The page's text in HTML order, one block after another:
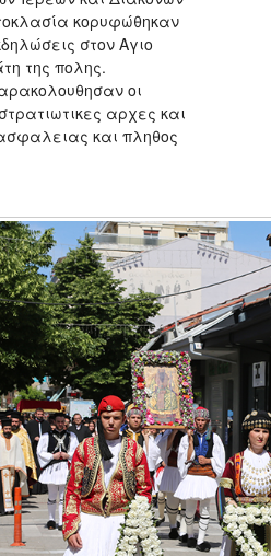
κορυφώθηκαν
στον Αγιο
της πολης.
οι
αρχες και
και πληθος